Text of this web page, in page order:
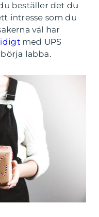
beställer det du
intresse som du
väl har
med UPS
labba.